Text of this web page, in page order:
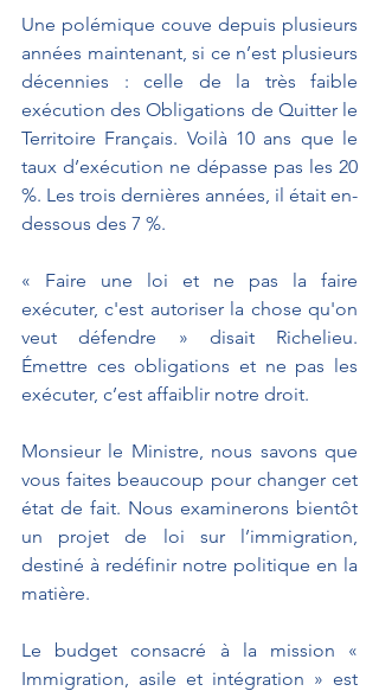
Une polémique couve depuis plusieurs
années maintenant, si ce n’est plusieurs
décennies : celle de la très faible
exécution des Obligations de Quitter le
Territoire Français. Voilà 10 ans que le
taux d’exécution ne dépasse pas les 20
%. Les trois dernières années, il était en-
dessous des 7 %.
« Faire une loi et ne pas la faire
exécuter, c'est autoriser la chose qu'on
veut défendre » disait Richelieu.
Émettre ces obligations et ne pas les
exécuter, c’est affaiblir notre droit.
Monsieur le Ministre, nous savons que
vous faites beaucoup pour changer cet
état de fait. Nous examinerons bientôt
un projet de loi sur l’immigration,
destiné à redéfinir notre politique en la
matière.
Le budget consacré à la mission «
Immigration, asile et intégration » est